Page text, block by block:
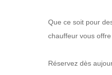
Que ce soit pour
chauffeur vous
Réservez dès